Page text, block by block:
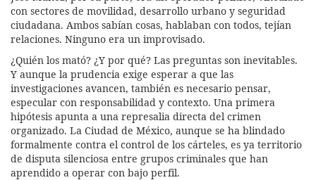
con sectores de movilidad, desarrollo urbano y seguridad
ciudadana. Ambos sabían cosas, hablaban con todos, tejían
relaciones. Ninguno era un improvisado.
¿Quién los mató? ¿Y por qué? Las preguntas son inevitables.
Y aunque la prudencia exige esperar a que las
investigaciones avancen, también es necesario pensar,
especular con responsabilidad y contexto. Una primera
hipótesis apunta a una represalia directa del crimen
organizado. La Ciudad de México, aunque se ha blindado
formalmente contra el control de los cárteles, es ya territorio
de disputa silenciosa entre grupos criminales que han
aprendido a operar con bajo perfil.